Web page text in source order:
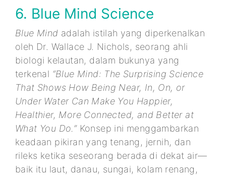
6. Blue Mind Science
Blue Mind adalah istilah yang diperkenalkan
oleh Dr. Wallace J. Nichols, seorang ahli
biologi kelautan, dalam bukunya yang
terkenal “Blue Mind: The Surprising Science
That Shows How Being Near, In, On, or
Under Water Can Make You Happier,
Healthier, More Connected, and Better at
What You Do.”Konsep ini menggambarkan
keadaan pikiran yang tenang, jernih, dan
rileks ketika seseorang berada di dekat air—
baik itu laut, danau, sungai, kolam renang,